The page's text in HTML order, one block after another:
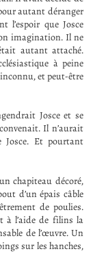
autant déranger
l’espoir que Josce
imagination. Il ne
autant attaché.
à peine
et peut-être
Josce et se
Il n’aurait
Josce. Et pourtant
chapiteau décoré,
d’un épais câble
de poulies.
à l’aide de filins la
de l’œuvre. Un
sur les hanches,